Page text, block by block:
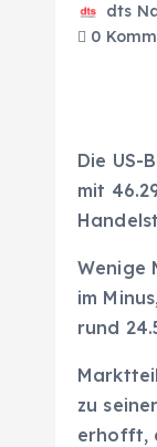
dts
0
Die US-
mit
Wenige
im
rund
zu
erhofft,